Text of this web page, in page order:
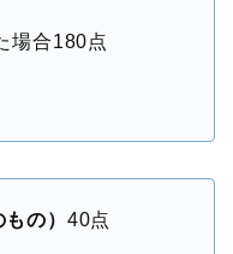
場合180点
の） 40点